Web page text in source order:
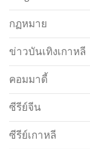
กฏหมาย
ข่าวบันเทิงเกาหลี
คอมมาดี้
ซีรีย์จีน
ซีรีย์เกาหลี